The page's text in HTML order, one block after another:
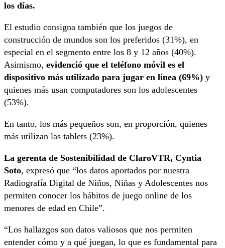
los días.
El estudio consigna también que los juegos de
construcción de mundos son los preferidos (31%), en
especial en el segmento entre los 8 y 12 años (40%).
Asimismo, evidenció que el teléfono móvil es el
dispositivo más utilizado para jugar en línea (69%) y
quienes más usan computadores son los adolescentes
(53%).
En tanto, los más pequeños son, en proporción, quienes
más utilizan las tablets (23%).
La gerenta de Sostenibilidad de ClaroVTR, Cyntia
Soto, expresó que “los datos aportados por nuestra
Radiografía Digital de Niños, Niñas y Adolescentes nos
permiten conocer los hábitos de juego online de los
menores de edad en Chile”.
“Los hallazgos son datos valiosos que nos permiten
entender cómo y a qué juegan, lo que es fundamental para